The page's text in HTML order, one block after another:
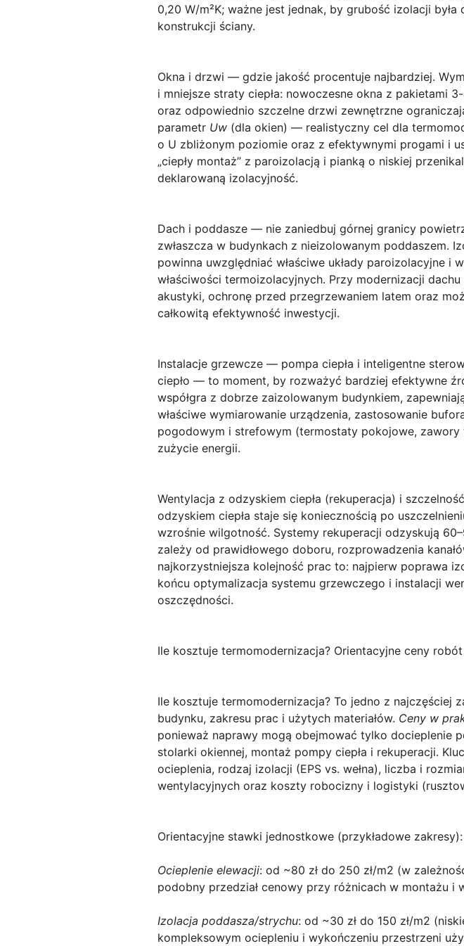
0,20 W/m²K; ważne jest jednak, by grubość izolacji
konstrukcji ściany.
Okna i drzwi — gdzie jakość procentuje najbardziej.
i mniejsze straty ciepła: nowoczesne okna z pakietami
oraz odpowiednio szczelne drzwi zewnętrzne
parametr Uw (dla okien) — realistyczny cel dla
o U zbliżonym poziomie oraz z efektywnymi progami i
„ciepły montaż” z paroizolacją i pianką o niskiej
deklarowaną izolacyjność.
Dach i poddasze — nie zaniedbuj górnej granicy
zwłaszcza w budynkach z nieizolowanym poddaszem.
powinna uwzględniać właściwe układy paroizolacyjne
właściwości termoizolacyjnych. Przy modernizacji
akustyki, ochronę przed przegrzewaniem latem oraz
całkowitą efektywność inwestycji.
Instalacje grzewcze — pompa ciepła i inteligentne
ciepło — to moment, by rozważyć bardziej efektywne
współgra z dobrze zaizolowanym budynkiem,
właściwe wymiarowanie urządzenia, zastosowanie
pogodowym i strefowym (termostaty pokojowe,
zużycie energii.
Wentylacja z odzyskiem ciepła (rekuperacja) i
odzyskiem ciepła staje się koniecznością po
wzrośnie wilgotność. Systemy rekuperacji odzyskują
zależy od prawidłowego doboru, rozprowadzenia
najkorzystniejsza kolejność prac to: najpierw poprawa
końcu optymalizacja systemu grzewczego i instalacji
oszczędności.
Ile kosztuje termomodernizacja? Orientacyjne ceny
Ile kosztuje termomodernizacja? To jedno z najczęściej
budynku, zakresu prac i użytych materiałów. Ceny w
ponieważ naprawy mogą obejmować tylko docieplenie
stolarki okiennej, montaż pompy ciepła i rekuperacji.
ocieplenia, rodzaj izolacji (EPS vs. wełna), liczba i
wentylacyjnych oraz koszty robocizny i logistyki
Orientacyjne stawki jednostkowe (przykładowe zakresy):
Ocieplenie elewacji: od ~80 zł do 250 zł/m2 (w
podobny przedział cenowy przy różnicach w montażu i
Izolacja poddasza/strychu: od ~30 zł do 150 zł/m2
kompleksowym ociepleniu i wykończeniu przestrzeni